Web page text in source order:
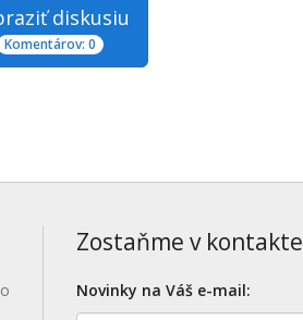
diskusiu
Komentárov: 0
Zostaňme v kontakte
Novinky na Váš e-mail: